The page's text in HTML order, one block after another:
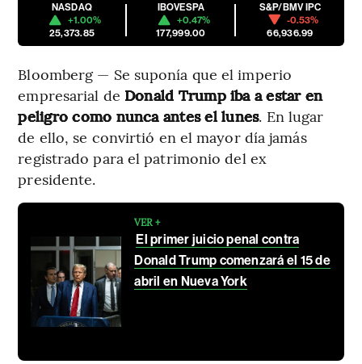
NASDAQ
+1.00%
25,373.85
IBOVESPA
+0.47%
177,999.00
S&P/BMV IPC
-0.53%
66,936.99
Bloomberg — Se suponía que el imperio
empresarial de Donald Trump iba a estar en
peligro como nunca antes el lunes. En lugar
de ello, se convirtió en el mayor día jamás
registrado para el patrimonio del ex
presidente.
VER +
El primer juicio penal contra
Donald Trump comenzará el 15 de
abril en Nueva York